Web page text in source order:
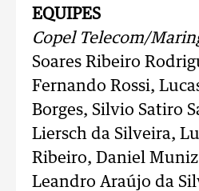
EQUIPES
Copel Telecom/
Soares Ribeiro
Fernando Rossi,
Borges, Silvio Satiro
Liersch da Silveira,
Ribeiro, Daniel
Leandro Araújo da